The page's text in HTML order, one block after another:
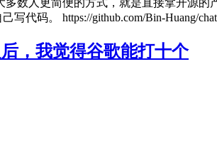
写代码。 https://github.com/Bin-Huang/
，我觉得谷歌能打十个